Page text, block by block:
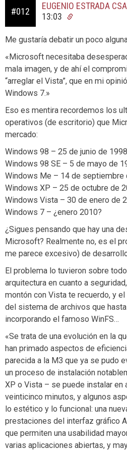
#012
EUGENIO ESTRADA
13:03
Me gustaría debatir un poco
«Microsoft necesitaba
mala imagen, y de ahí el
“arreglar el Vista”, que en mi
Windows 7.»
Eso es mentira recordemos los
operativos (de escritorio) que
mercado:
Windows 98 – 25 de junio de 1998
Windows 98 SE – 5 de mayo de
Windows Me – 14 de septiembre
Windows XP – 25 de octubre de
Windows Vista – 30 de enero de
Windows 7 – ¿enero 2010?
¿Sigues pensando que hay una
Microsoft? Realmente no, es el
me parece excesivo) de
El problema lo tuvieron sobre
arquitectura en cuanto a
montón con Vista te recuerdo, y
del sistema de archivos que
incorporando el famoso WinFS…
«Se trata de una evolución en la
han primado aspectos de
parecida a la M3 que ya se pudo
un proceso de instalación
XP o Vista – se puede instalar en
veinticinco minutos, y algunos
lo estético y lo funcional: una
prestaciones del interfaz gráfico
que permiten una usabilidad
varias aplicaciones abiertas, y